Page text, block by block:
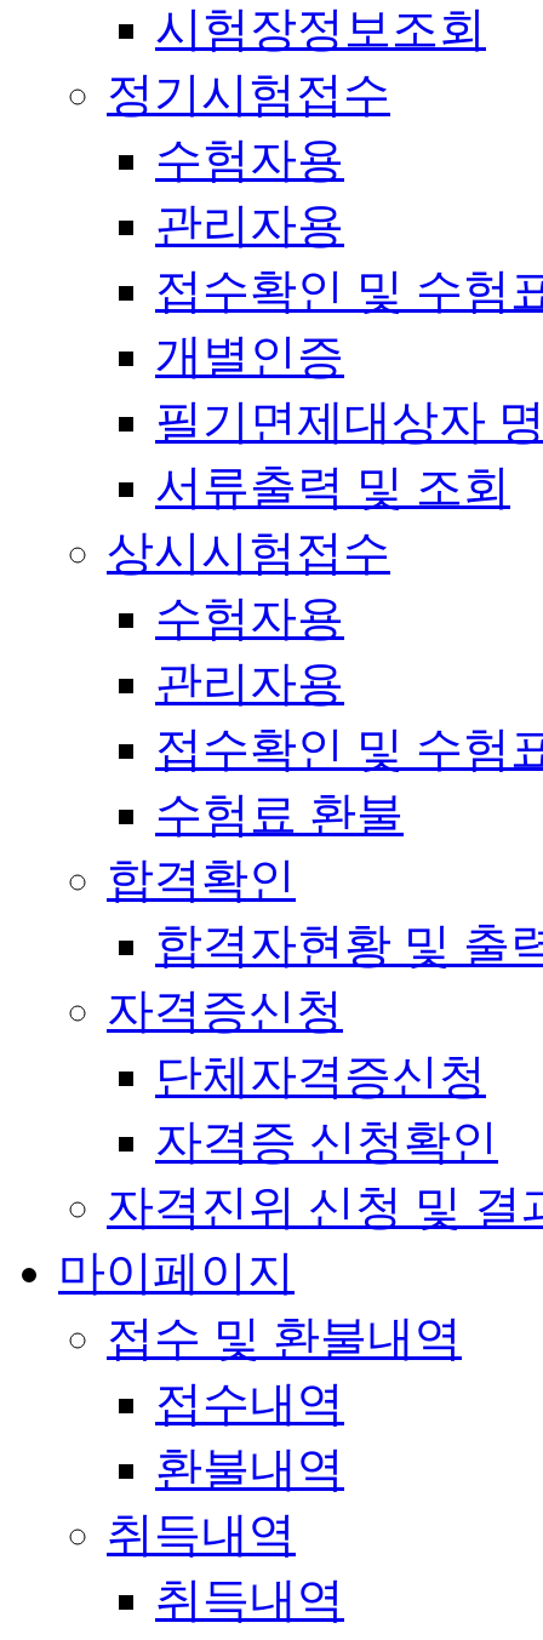
시험장정보조회
정기시험접수
수험자용
관리자용
접수확인 및 수험
개별인증
필기면제대상자
서류출력 및 조회
상시시험접수
수험자용
관리자용
접수확인 및 수험
수험료 환불
합격확인
합격자현황 및 출
자격증신청
단체자격증신청
자격증 신청확인
자격진위 신청 및 결
마이페이지
접수 및 환불내역
접수내역
환불내역
취득내역
취득내역